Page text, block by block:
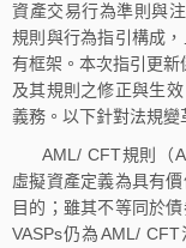
資產交易行為準則與
規則與行為指引構成
有框架。本次指引更新
及其規則之修正與生
義務。以下針對法規變
AML/ CFT規則（
虛擬資產定義為具有
目的；雖其不等同於
VASPs仍為AML/